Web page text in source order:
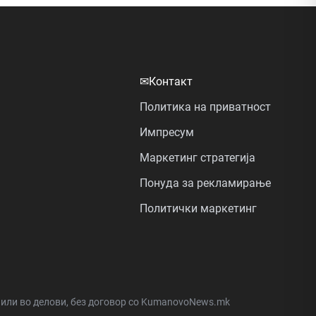
✉Контакт
Политика на приватност
Импресум
Маркетинг стратегија
Понуда за рекламирање
Политички маркетинг
во делови, без договор со KumanovoNews.mk